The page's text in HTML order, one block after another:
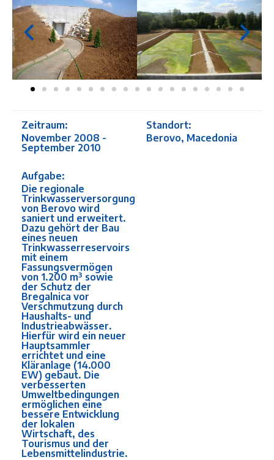
Zeitraum:
November 2008 -
September 2010
Standort:
Berovo, Macedonia
Aufgabe:
Die regionale
Trinkwasserversorgung
von Berovo wird
saniert und erweitert.
Dazu gehört der Bau
eines neuen
Trinkwasserreservoirs
mit einem
Fassungsvermögen
von 1.200 m³ sowie
der Schutz der
Bregalnica vor
Verschmutzung durch
Haushalts- und
Industrieabwässer.
Hierfür wird ein neuer
Hauptsammler
errichtet und eine
Kläranlage (14.000
EW) gebaut. Die
verbesserten
Umweltbedingungen
ermöglichen eine
bessere Entwicklung
der lokalen
Wirtschaft, des
Tourismus und der
Lebensmittelindustrie.